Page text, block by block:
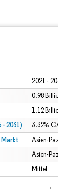
2021 -
0.98
1.12
2031) 3.32%
Markt Asien-
Asien-
Mittel
Wiederverwendung
CC BY 4.0.